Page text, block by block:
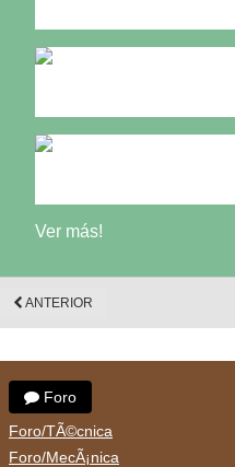
Ver más!
ANTERIOR
Foro
Foro/TÃ©cnica
Foro/MecÃ¡nica